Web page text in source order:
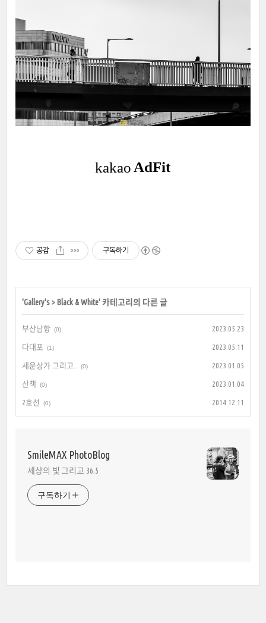
공감 구독하기
'Gallery's> Black & White' 카테고리의 다른 글
부산남항 (0) 2023.05.23
다대포 (1) 2023.05.11
세운상가 그리고.. (0) 2023.01.05
산책 (0) 2023.01.04
2호선 (0) 2014.12.11
SmileMAX PhotoBlog
세상의 빛 그리고 36.5
구독하기